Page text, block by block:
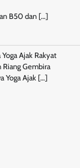
B50 dan […]
Ajak Rakyat
Riang Gembira
Yoga Ajak […]